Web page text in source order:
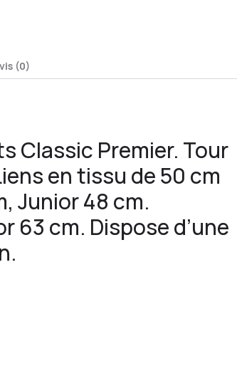
(0)
Classic Premier. Tour
en tissu de 50 cm
Junior 48 cm.
63 cm. Dispose d’une